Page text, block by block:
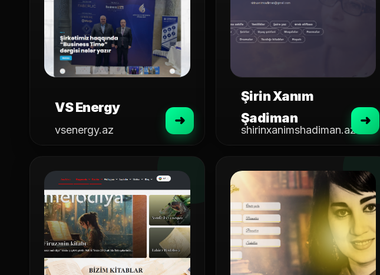
VS Energy
vsenergy.az
Şirin Xanım
Şadiman
shirinxanimshadiman.az